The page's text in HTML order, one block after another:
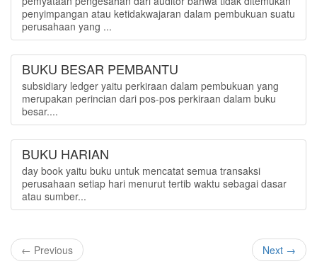
penyimpangan atau ketidakwajaran dalam pembukuan suatu
perusahaan yang ...
BUKU BESAR PEMBANTU
subsidiary ledger yaitu perkiraan dalam pembukuan yang
merupakan perincian dari pos-pos perkiraan dalam buku
besar....
BUKU HARIAN
day book yaitu buku untuk mencatat semua transaksi
perusahaan setiap hari menurut tertib waktu sebagai dasar
atau sumber...
← Previous Next →